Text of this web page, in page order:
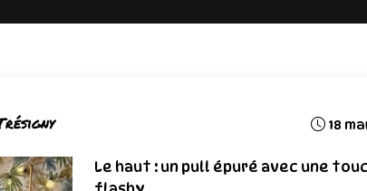
18
Le haut : un pull épuré avec une